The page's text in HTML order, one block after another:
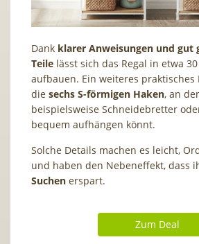
Dank klarer Anweisungen und gut
Teile lässt sich das Regal in etwa
aufbauen. Ein weiteres praktisches
die sechs S-förmigen Haken, an
beispielsweise Schneidebretter
bequem aufhängen könnt.
Solche Details machen es leicht,
und haben den Nebeneffekt, dass
Suchen erspart.
Zum Deal